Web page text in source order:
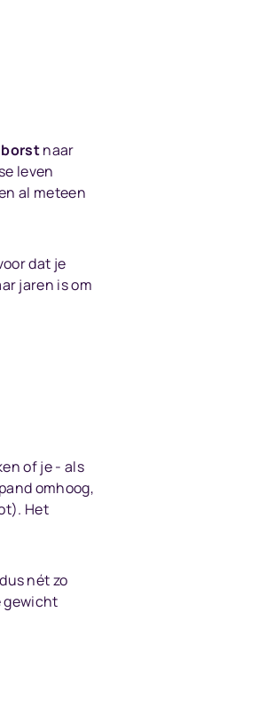
naar
leven
al meteen
dat je
jaren is om
of je - als
omhoog,
Het
nét zo
gewicht